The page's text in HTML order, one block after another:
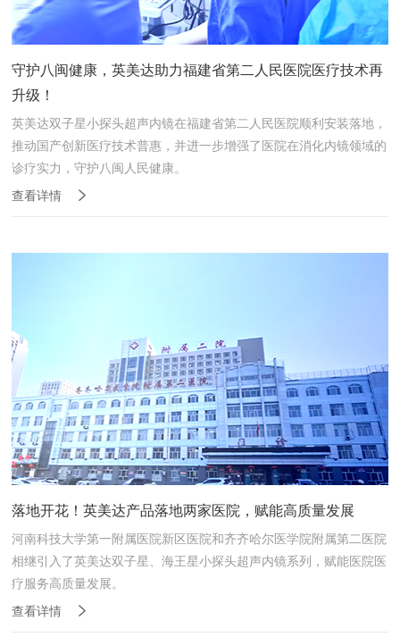
守护八闽健康，英美达助力福建省第二人民医院医疗技术再
升级！
英美达双子星小探头超声内镜在福建省第二人民医院顺利安装落地，
推动国产创新医疗技术普惠，并进一步增强了医院在消化内镜领域的
诊疗实力，守护八闽人民健康。
查看详情
落地开花！英美达产品落地两家医院，赋能高质量发展
河南科技大学第一附属医院新区医院和齐齐哈尔医学院附属第二医院
相继引入了英美达双子星、海王星小探头超声内镜系列，赋能医院医
疗服务高质量发展。
查看详情